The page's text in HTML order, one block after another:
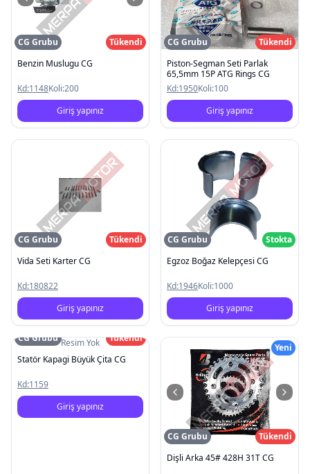
CG Grubu
Tükendi
Benzin Muslugu CG
Kd:1148Koli:200
Giriş yapınız
CG Grubu
Tükendi
Piston-Segman Seti Parlak
65,5mm 15P ATG Rings CG
Kd:1950Koli:100
Giriş yapınız
CG Grubu
Tükendi
Vida Seti Karter CG
Kd:180822
Giriş yapınız
CG Grubu
Stokta
Egzoz Boğaz Kelepçesi CG
Kd:1946Koli:1000
Giriş yapınız
Resim Yok
CG Grubu
Tükendi
Statör Kapagi Büyük Çita CG
Kd:1159
Giriş yapınız
Yeni
CG Grubu
Tükendi
Dişli Arka 45# 428H 31T CG